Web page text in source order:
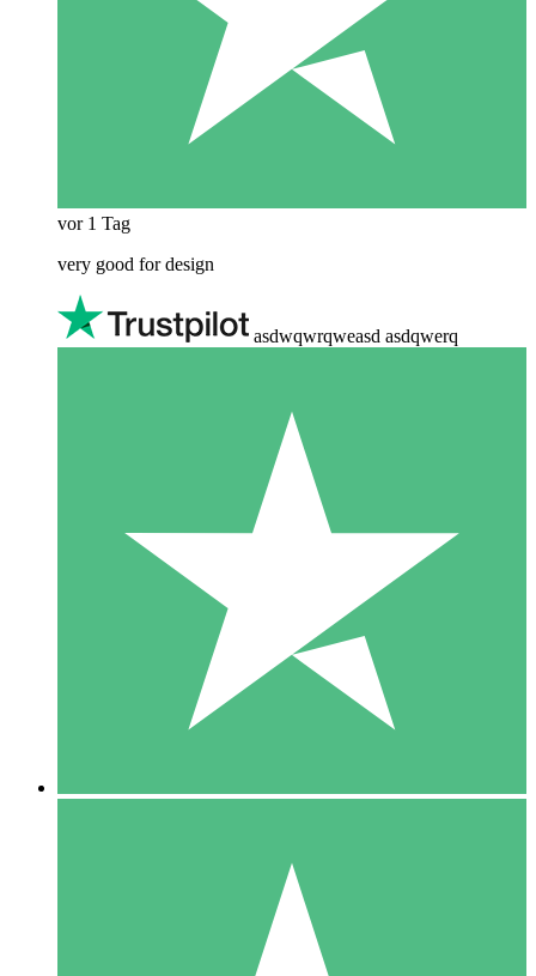
vor 1 Tag
very good for design
asdwqwrqweasd asdqwerq